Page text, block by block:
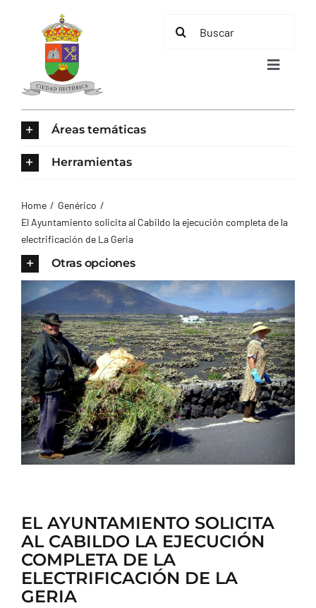
contenido
Buscar:
Toggle
AYUNTAMIENTO
TURISMO
CONTACTO
Áreas temáticas
Herramientas
Home
Genérico
El Ayuntamiento solicita al Cabildo la ejecución completa de la
electrificación de La Geria
Otras opciones
EL AYUNTAMIENTO SOLICITA
AL CABILDO LA EJECUCIÓN
COMPLETA DE LA
ELECTRIFICACIÓN DE LA
GERIA